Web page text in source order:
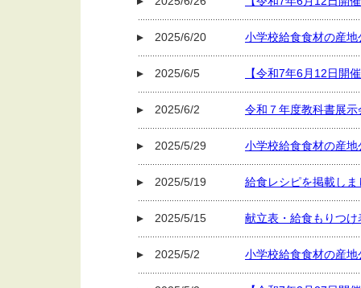
2025/6/20 小学校給食食材の産
2025/6/5 【令和7年6月12日開
2025/6/2 令和７年度教科書展
2025/5/29 小学校給食食材の産
2025/5/19 給食レシピを掲載しま
2025/5/15 献立表・給食もりつ
2025/5/2 小学校給食食材の産